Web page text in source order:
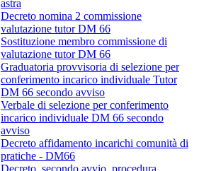
astra
Decreto nomina 2 commissione
valutazione tutor DM 66
Sostituzione membro commissione di
valutazione tutor DM 66
Graduatoria provvisoria di selezione per
conferimento incarico individuale Tutor
DM 66 secondo avviso
Verbale di selezione per conferimento
incarico individuale DM 66 secondo
avviso
Decreto affidamento incarichi comunità di
pratiche - DM66